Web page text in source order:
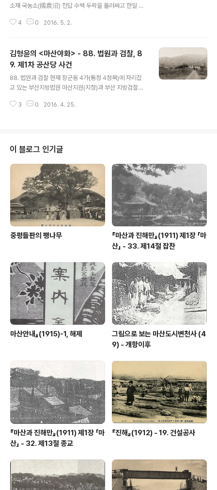
소재 국농소(國農沼) 전답 수백 두락을 둘러싸고 한일 반
었다. 국농소(國農沼, 옮긴 이 / 송산서원 카페에서 인용)
수산지(守山池) 또는 국농호(國農湖)라 불렀으며 그 제
언(堤堰=물을 가두어놓기 위한 둑)을 수산제 혹은 대제
(大堤)라고도 하였다. 지금은 지형이 모두 바뀌고 비옥한
수전 경작지로 화하여 당초의 경역(境域)을 분간하기 곤란
하나 하남읍 수산리와 초동면 김포리(金浦里) 사이의 광
활한 들판을 아직도 국농호 또는 ‘궁노수’라 부르고 있으며
4 0 2016. 5. 2.
김형윤의 <마산야화> - 88. 법원과 검찰, 8
9. 제1차 공산당 사건
88. 법원과 검찰 현재 장군동 4가(통정 4정목)에 자리잡
고 있는 부산지방법원 마산지원(지청)과 부산 지방검찰청
속칭 ‘아래학교’(여자보통학교-현 白洸燒酎工場) 언덕에
衛)였으며 조선인 초대 판사는 고某 씨로 이분이 두 자제
는 신마산 소재 일인의 심상소학교에 입학하였다. 89. 제1
차 공산당 사건 소위 101명 조선공산당 사건이 신의주에서
변호사를 하던 심유정이란 친일파를 습격한 것이 발단이
되어 경찰은 이들 청년들의 가택을 수사한 결과 사건은 발
로(發露)되고 말았다. 무산자신문(無産者新..
3 0 2016. 4. 25.
이 블로그 인기글
중평들판의 팽나무
『마산과 진해만』(1911) 제1장 「마
산」 - 33. 제14절 잡찬
마산안내』(1915)-1, 해제
그림으로 보는 마산도시변천사 (4
9) - 개항이후
『마산과 진해만』(1911) 제1장 「마
산」 - 32. 제13절 종교
『진해』(1912) - 19. 건설공사